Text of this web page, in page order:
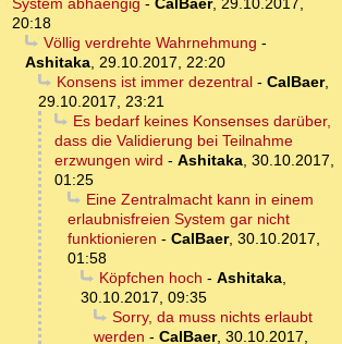
System abhaengig - CalBaer, 29.10.2017,
20:18
Völlig verdrehte Wahrnehmung -
Ashitaka, 29.10.2017, 22:20
Konsens ist immer dezentral- CalBaer,
29.10.2017, 23:21
Es bedarf keines Konsenses darüber,
dass die Validierung bei Teilnahme
erzwungen wird - Ashitaka, 30.10.2017,
01:25
Eine Zentralmacht kann in einem
erlaubnisfreien System gar nicht
funktionieren - CalBaer, 30.10.2017,
01:58
Köpfchen hoch - Ashitaka,
30.10.2017, 09:35
Sorry, da muss nichts erlaubt
werden - CalBaer, 30.10.2017,